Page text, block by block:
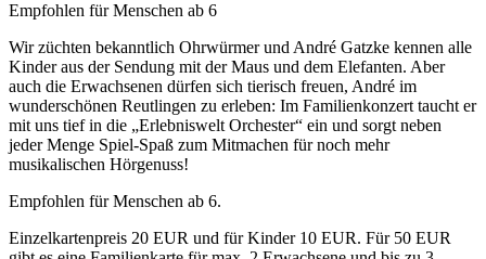
Empfohlen für Menschen ab 6
Wir züchten bekanntlich Ohrwürmer und André Gatzke kennen alle
Kinder aus der Sendung mit der Maus und dem Elefanten. Aber
auch die Erwachsenen dürfen sich tierisch freuen, André im
wunderschönen Reutlingen zu erleben: Im Familienkonzert taucht er
mit uns tief in die „Erlebniswelt Orchester“ ein und sorgt neben
jeder Menge Spiel-Spaß zum Mitmachen für noch mehr
musikalischen Hörgenuss!
Empfohlen für Menschen ab 6.
Einzelkartenpreis 20 EUR und für Kinder 10 EUR. Für 50 EUR